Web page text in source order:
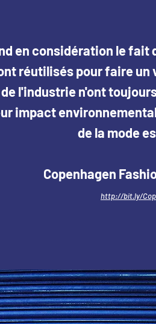
en considération le
réutilisés pour faire un
l'industrie n'ont
impact
de la mode
Copenhagen
http://bit.ly/
en considération le fait
réutilisés pour faire un
l'industrie n'ont
impact
de la mode
Copenhagen
http://bit.ly/